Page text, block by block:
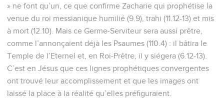
» ne font qu’un, ce que confirme Zacharie qui prophétise la
venue du roi messianique humilié (9.9), trahi (11.12-13) et mis
à mort (12.10). Mais ce Germe-Serviteur sera aussi prêtre,
comme l’annonçaient déjà les Psaumes (110.4) : il bâtira le
Temple de l’Eternel et, en Roi-Prêtre, il y siégera (6.12-13).
C’est en Jésus que ces lignes prophétiques convergentes
ont trouvé leur accomplissement et que les images ont
laissé la place à la réalité qu’elles préfiguraient.